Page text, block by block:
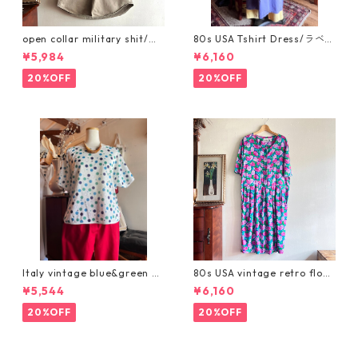
open collar military shit/ベ
ージュのワークシャツ サファ
リシャツ
¥5,984
20%OFF
80s USA Tshirt Dress/ラベン
ダーパープルのアメリカ製ス
ーベニアTシャツワンピース
¥6,160
20%OFF
Italy vintage blue&green do
t tops/イタリア製ブルーとグ
リーンの爽やか水玉カットソ
ー/前後着用ok
¥5,544
20%OFF
80s USA vintage retro flow
er dress/レトロなお花のワン
ピース
¥6,160
20%OFF